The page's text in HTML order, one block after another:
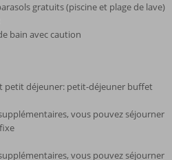
gratuits (piscine et plage de lave)
bain avec caution
petit déjeuner: petit-déjeuner buffet
vous pouvez séjourner
vous pouvez séjourner